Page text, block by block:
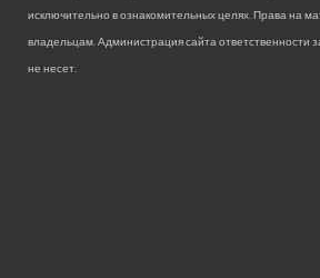
исключительно в ознакомительных целях. Права на
владельцам. Администрация сайта ответственности
не несет.